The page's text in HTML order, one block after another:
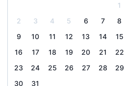
1
2
3 4 5 6 7
8
9
10 11 12 13 14
15
16
17 18 19 20 21
22
23
24 25 26 27 28
29
30
31